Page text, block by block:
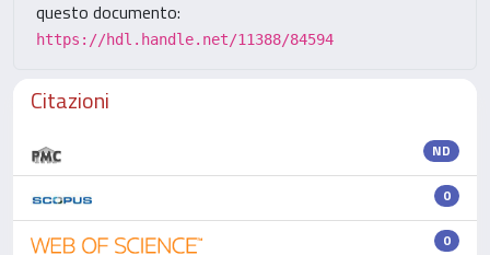
questo documento:
https://hdl.handle.net/11388/84594
Citazioni
ND
0
0